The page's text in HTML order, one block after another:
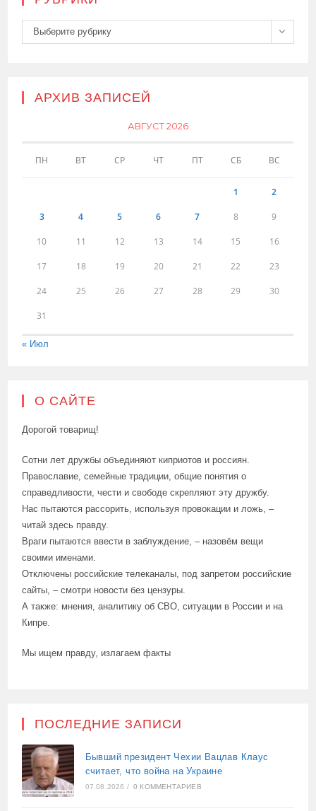
Рубрики
Выберите рубрику
АРХИВ ЗАПИСЕЙ
АВГУСТ 2026
ПН ВТ СР ЧТ ПТ СБ ВС
1 2
3 4 5 6 7 8 9
10 11 12 13 14 15 16
17 18 19 20 21 22 23
24 25 26 27 28 29 30
31
« Июл
О САЙТЕ
Дорогой товарищ!
Сотни лет дружбы объединяют киприотов и россиян.
Православие, семейные традиции, общие понятия о
справедливости, чести и свободе скрепляют эту дружбу.
Нас пытаются рассорить, используя провокации и ложь, –
читай здесь правду.
Враги пытаются ввести в заблуждение, – назовём вещи
своими именами.
Отключены российские телеканалы, под запретом российские
сайты, – смотри новости без цензуры.
А также: мнения, аналитику об СВО, ситуации в России и на
Кипре.
Мы ищем правду, излагаем факты
ПОСЛЕДНИЕ ЗАПИСИ
Бывший президент Чехии Вацлав Клаус
считает, что война на Украине
07.08.2026 / 0 КОММЕНТАРИЕВ